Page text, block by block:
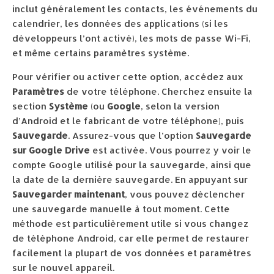
inclut généralement les contacts, les événements du
calendrier, les données des applications (si les
développeurs l’ont activé), les mots de passe Wi-Fi,
et même certains paramètres système.
Pour vérifier ou activer cette option, accédez aux
Paramètres de votre téléphone. Cherchez ensuite la
section Système (ou Google, selon la version
d’Android et le fabricant de votre téléphone), puis
Sauvegarde. Assurez-vous que l’option Sauvegarde
sur Google Drive est activée. Vous pourrez y voir le
compte Google utilisé pour la sauvegarde, ainsi que
la date de la dernière sauvegarde. En appuyant sur
Sauvegarder maintenant, vous pouvez déclencher
une sauvegarde manuelle à tout moment. Cette
méthode est particulièrement utile si vous changez
de téléphone Android, car elle permet de restaurer
facilement la plupart de vos données et paramètres
sur le nouvel appareil.